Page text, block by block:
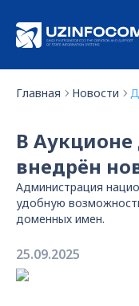
Главная Новости
В
внедрён
Администрация
удобную
доменных имен.
25.09.2025